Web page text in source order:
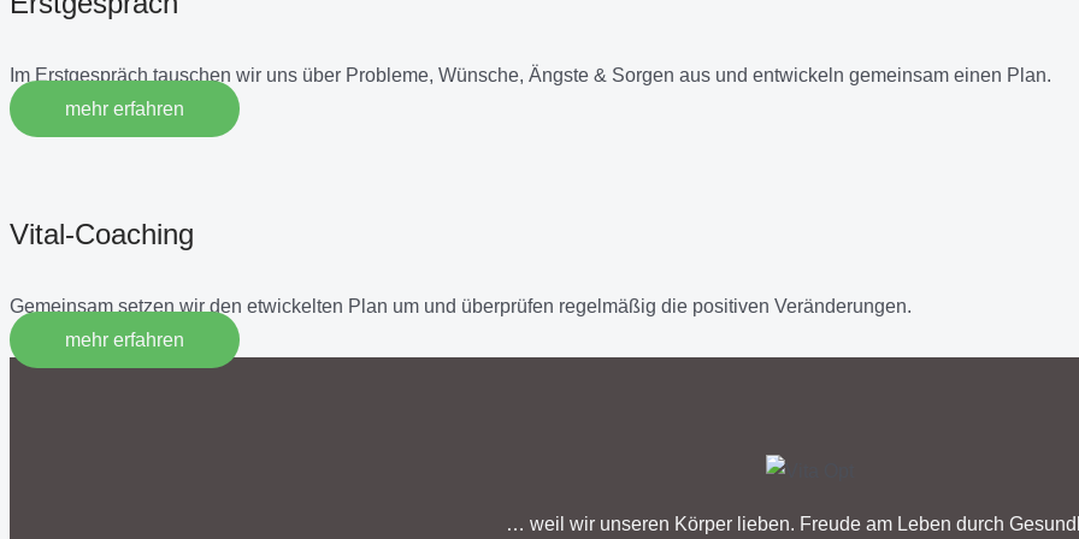
Im Erstgespräch tauschen wir uns über Probleme, Wünsche, Ängste & Sorgen aus und entwickeln gemeinsam einen Plan.
mehr erfahren
Vital-Coaching
Gemeinsam setzen wir den etwickelten Plan um und überprüfen regelmäßig die positiven Veränderungen.
mehr erfahren
… weil wir unseren Körper lieben. Freude am Leben durch